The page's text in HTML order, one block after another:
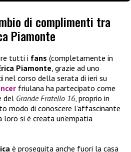
di complimenti tra
Piamonte
tutti i fans (completamente in
Piamonte, grazie ad uno
nel corso della serata di ieri su
friulana ha partecipato come
del Grande Fratello 16, proprio in
modo di conoscere l’affascinante
si è creata un’empatia
è proseguita anche fuori la casa